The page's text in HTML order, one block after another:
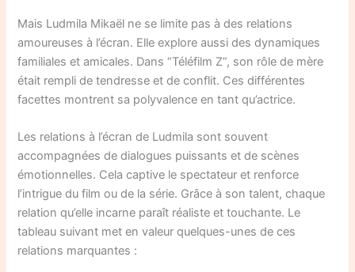
Mais Ludmila Mikaël ne se limite pas à des relations
amoureuses à l’écran. Elle explore aussi des dynamiques
familiales et amicales. Dans “Téléfilm Z”, son rôle de mère
était rempli de tendresse et de conflit. Ces différentes
facettes montrent sa polyvalence en tant qu’actrice.
Les relations à l’écran de Ludmila sont souvent
accompagnées de dialogues puissants et de scènes
émotionnelles. Cela captive le spectateur et renforce
l’intrigue du film ou de la série. Grâce à son talent, chaque
relation qu’elle incarne paraît réaliste et touchante. Le
tableau suivant met en valeur quelques-unes de ces
relations marquantes :